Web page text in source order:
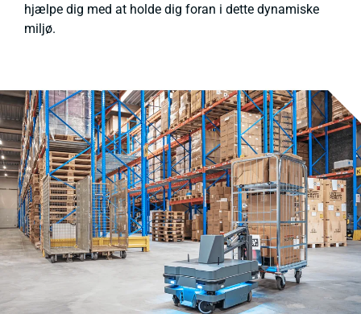
hjælpe dig med at holde dig foran i dette dynamiske
miljø.